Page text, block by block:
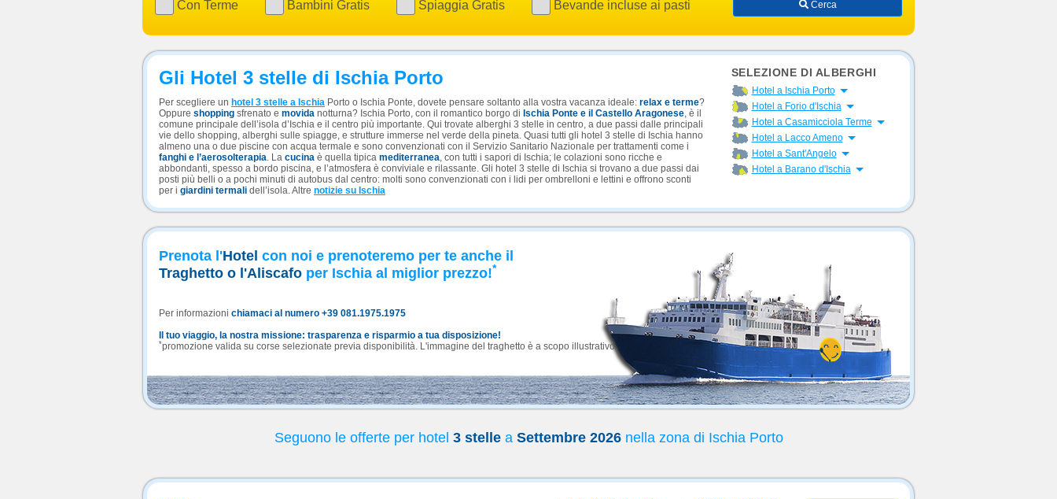
Con Terme Bambini Gratis Spiaggia Gratis Bevande incluse ai pasti Cerca
Gli Hotel 3 stelle di Ischia Porto
Per scegliere un hotel 3 stelle a Ischia Porto o Ischia Ponte, dovete pensare soltanto alla vostra vacanza ideale: relax e terme?
Oppure shopping sfrenato e movida notturna? Ischia Porto, con il romantico borgo di Ischia Ponte e il Castello Aragonese, è il
comune principale dell’isola d’Ischia e il centro più importante. Qui trovate alberghi 3 stelle in centro, a due passi dalle principali
vie dello shopping, alberghi sulle spiagge, e strutture immerse nel verde della pineta. Quasi tutti gli hotel 3 stelle di Ischia hanno
almeno una o due piscine con acqua termale e sono convenzionati con il Servizio Sanitario Nazionale per trattamenti come i
fanghi e l’aerosolterapia. La cucina è quella tipica mediterranea, con tutti i sapori di Ischia; le colazioni sono ricche e
abbondanti, spesso a bordo piscina, e l’atmosfera è conviviale e rilassante. Gli hotel 3 stelle di Ischia si trovano a due passi dai
posti più belli o a pochi minuti di autobus dal centro: molti sono convenzionati con i lidi per ombrelloni e lettini e offrono sconti
per i giardini termali dell’isola. Altre notizie su Ischia
SELEZIONE DI ALBERGHI
Hotel a Ischia Porto Apri menu
Hotel a Forio d'Ischia Apri menu
Hotel a Casamicciola Terme Apri menu
Hotel a Lacco Ameno Apri menu
Hotel a Sant'Angelo Apri menu
Hotel a Barano d'Ischia Apri menu
Prenota l'Hotel con noi e prenoteremo per te anche il
Traghetto o l'Aliscafo per Ischia al miglior prezzo!*
Per informazioni chiamaci al numero +39 081.1975.1975
Il tuo viaggio, la nostra missione: trasparenza e risparmio a tua disposizione!
*promozione valida su corse selezionate previa disponibilità. L'immagine del traghetto è a scopo illustrativo.
Seguono le offerte per hotel 3 stellea Settembre 2026nella zona di Ischia Porto